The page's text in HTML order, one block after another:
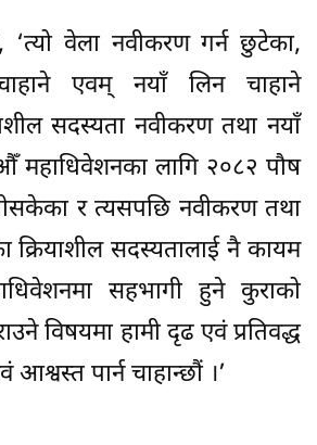
वेला नवीकरण गर्न छुटेका,
एवम् नयाँ लिन चाहाने
सदस्यता नवीकरण तथा नयाँ
महाधिवेशनका लागि २०८२ पौष
र त्यसपछि नवीकरण तथा
क्रियाशील सदस्यतालाई नै कायम
सहभागी हुने कुराको
विषयमा हामी दृढ एवं प्रतिवद्ध
आश्वस्त पार्न चाहान्छौं ।’